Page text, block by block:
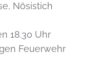
Nösistich
18.30 Uhr
Feuerwehr